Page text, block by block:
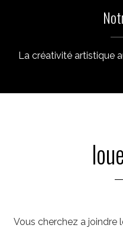
La créativité artistique
Vous cherchez a joindre